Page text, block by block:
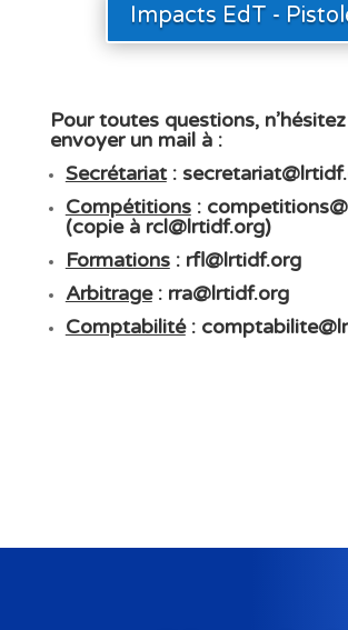
Impacts EdT -
Pour toutes questions,
envoyer un mail à :
Secrétariat:
Compétitions:
(copie à rcl@lrtidf.org)
Formations: rfl@lrtidf.org
Arbitrage: rra@lrtidf.org
Comptabilité: